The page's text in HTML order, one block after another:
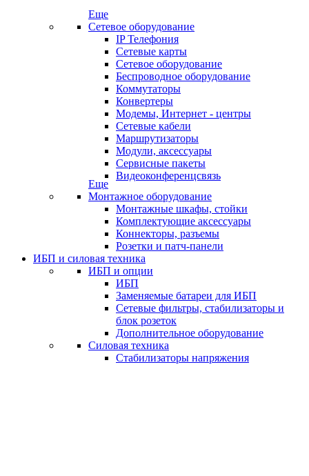
Еще
Сетевое оборудование
IP Телефония
Сетевые карты
Сетевое оборудование
Беспроводное оборудование
Коммутаторы
Конвертеры
Модемы, Интернет - центры
Сетевые кабели
Маршрутизаторы
Модули, аксессуары
Сервисные пакеты
Видеоконференцсвязь
Еще
Монтажное оборудование
Монтажные шкафы, стойки
Комплектующие аксессуары
Коннекторы, разъемы
Розетки и патч-панели
ИБП и силовая техника
ИБП и опции
ИБП
Заменяемые батареи для ИБП
Сетевые фильтры, стабилизаторы и
блок розеток
Дополнительное оборудование
Силовая техника
Стабилизаторы напряжения